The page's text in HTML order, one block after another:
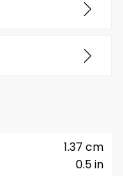
0.5 in
1.37 cm